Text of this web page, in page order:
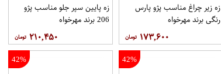
زه زیر چراغ مناسب پژو پارس
رنگی برند مهرخواه
۱۷۳,۶۰۰
زه پایین سپر جلو مناسب پژو
206 برند مهرخواه
۲۱۰,۴۵۰
42%
42%